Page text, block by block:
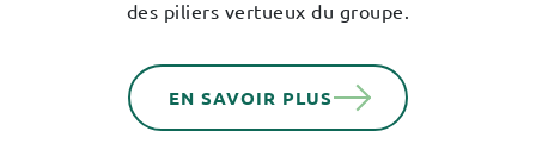
des piliers vertueux du groupe.
EN SAVOIR PLUS